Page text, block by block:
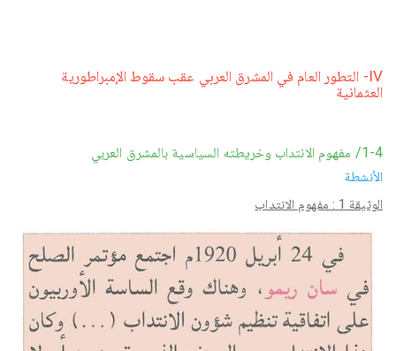
IV- التطور العام في المشرق العربي عقب سقوط الإمبراطورية
العثمانية
1-4/ مفهوم الانتداب وخريطته السياسية بالمشرق العربي
الأنشطة
الوثيقة 1 : مفهوم الانتداب